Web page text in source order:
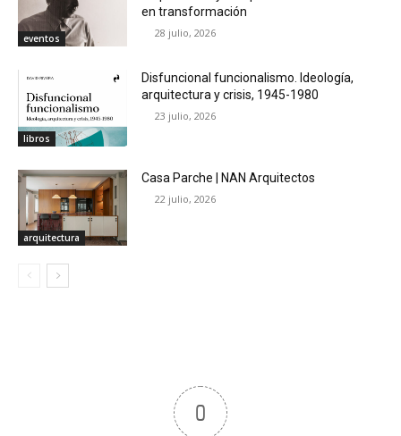
eventos
en transformación
28 julio, 2026
libros
Disfuncional funcionalismo. Ideología,
arquitectura y crisis, 1945-1980
23 julio, 2026
arquitectura
Casa Parche | NAN Arquitectos
22 julio, 2026
0